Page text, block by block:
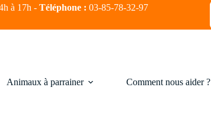
à 17h -Téléphone : 03-85-78-32-97
Animaux à parrainer Comment nous aider ?